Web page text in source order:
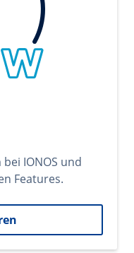
IONOS und
Features.